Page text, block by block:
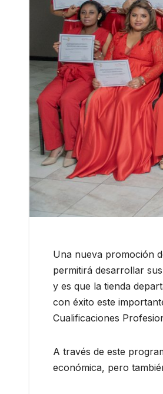
Una nueva promoción
permitirá desarrollar
y es que la tienda
con éxito este
Cualificaciones
A través de este
económica, pero